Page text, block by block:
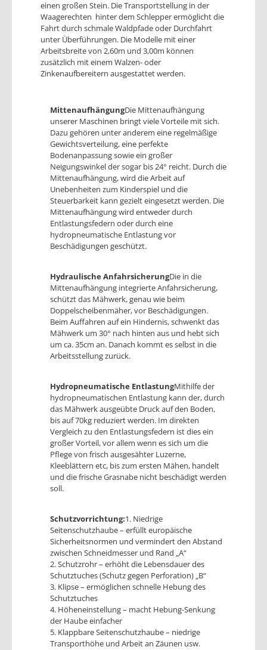
einen großen Stein. Die Transportstellung in der
Waagerechten hinter dem Schlepper ermöglicht die
Fahrt durch schmale Waldpfade oder Durchfahrt
unter Überführungen. Die Modelle mit einer
Arbeitsbreite von 2,60m und 3,00m können
zusätzlich mit einem Walzen- oder
Zinkenaufbereitern ausgestattet werden.
MittenaufhängungDie Mittenaufhängung
unserer Maschinen bringt viele Vorteile mit sich.
Dazu gehören unter anderem eine regelmäßige
Gewichtsverteilung, eine perfekte
Bodenanpassung sowie ein großer
Neigungswinkel der sogar bis 24° reicht. Durch die
Mittenaufhängung, wird die Arbeit auf
Unebenheiten zum Kinderspiel und die
Steuerbarkeit kann gezielt eingesetzt werden. Die
Mittenaufhängung wird entweder durch
Entlastungsfedern oder durch eine
hydropneumatische Entlastung vor
Beschädigungen geschützt.
Hydraulische AnfahrsicherungDie in die
Mittenaufhängung integrierte Anfahrsicherung,
schützt das Mähwerk, genau wie beim
Doppelscheibenmäher, vor Beschädigungen.
Beim Auffahren auf ein Hindernis, schwenkt das
Mähwerk um 30° nach hinten aus und hebt sich
um ca. 35cm an. Danach kommt es selbst in die
Arbeitsstellung zurück.
Hydropneumatische EntlastungMithilfe der
hydropneumatischen Entlastung kann der, durch
das Mähwerk ausgeübte Druck auf den Boden,
bis auf 70kg reduziert werden. Im direkten
Vergleich zu den Entlastungsfedern ist dies ein
großer Vorteil, vor allem wenn es sich um die
Pflege von frisch ausgesähter Luzerne,
Kleeblättern etc, bis zum ersten Mähen, handelt
und die frische Grasnabe nicht beschädigt werden
soll.
Schutzvorrichtung:1. Niedrige
Seitenschutzhaube – erfüllt europäische
Sicherheitsnormen und vermindert den Abstand
zwischen Schneidmesser und Rand „A“
2. Schutzrohr – erhöht die Lebensdauer des
Schutztuches (Schutz gegen Perforation) „B“
3. Klipse – ermöglichen schnelle Hebung des
Schutztuches
4. Höheneinstellung – macht Hebung-Senkung
der Haube einfacher
5. Klappbare Seitenschutzhaube – niedrige
Transporthöhe und Arbeit an Zäunen usw.